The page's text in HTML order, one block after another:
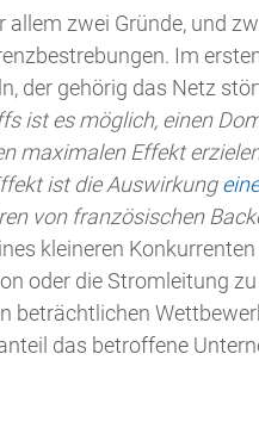
zwei Gründe, und
Im
der gehörig das Netz
ist es möglich, einen
maximalen Effekt
ist die Auswirkung
von französischen
kleineren
oder die Stromleitung
beträchtlichen
das betroffene